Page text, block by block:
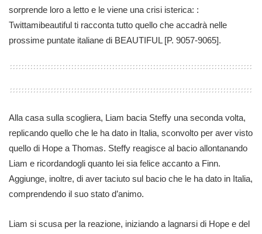
sorprende loro a letto e le viene una crisi isterica: :
Twittamibeautiful ti racconta tutto quello che accadrà nelle
prossime puntate italiane di BEAUTIFUL [P. 9057-9065].
Alla casa sulla scogliera, Liam bacia Steffy una seconda volta,
replicando quello che le ha dato in Italia, sconvolto per aver visto
quello di Hope a Thomas. Steffy reagisce al bacio allontanando
Liam e ricordandogli quanto lei sia felice accanto a Finn.
Aggiunge, inoltre, di aver taciuto sul bacio che le ha dato in Italia,
comprendendo il suo stato d’animo.
Liam si scusa per la reazione, iniziando a lagnarsi di Hope e del